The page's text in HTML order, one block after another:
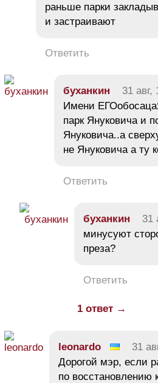
раньше парки
и застраивают
Ответить
буханкин 31 авг,
Имени
парк Януковича и
Януковича..а
не Януковича а ту
Ответить
буханкин 31
минусуют
преза?
Ответить
1 ответ →
leonardo 31
Дорогой мэр, если
по восстановлению